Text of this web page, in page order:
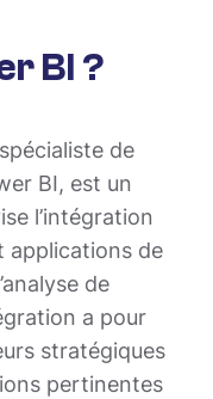
BI ?
de
BI, est un
l’intégration
applications de
de
a pour
stratégiques
pertinentes